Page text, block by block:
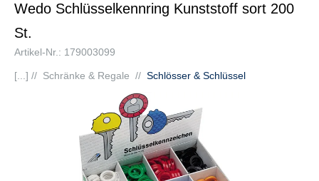
Wedo Schlüsselkennring Kunststoff sort 200
St.
Artikel-Nr.: 179003099
[...] // Schränke & Regale // Schlösser & Schlüssel